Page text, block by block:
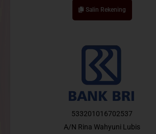
Salin Rekening
533201016702537
A/N Rina Wahyuni Lubis